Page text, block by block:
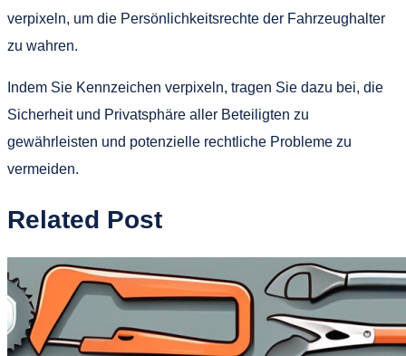
verpixeln, um die Persönlichkeitsrechte der Fahrzeughalter
zu wahren.
Indem Sie Kennzeichen verpixeln, tragen Sie dazu bei, die
Sicherheit und Privatsphäre aller Beteiligten zu
gewährleisten und potenzielle rechtliche Probleme zu
vermeiden.
Related Post